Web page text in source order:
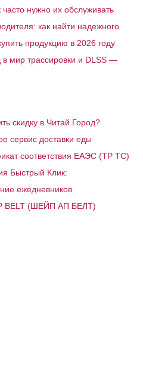
нужно их обслуживать
как найти надежного
продукцию в 2026 году
мир трассировки и DLSS —
скидку в Читай Город?
сервис доставки еды
соответствия ЕАЭС (ТР ТС)
Быстрый Клик:
ежедневников
BELT (ШЕЙП АП БЕЛТ)